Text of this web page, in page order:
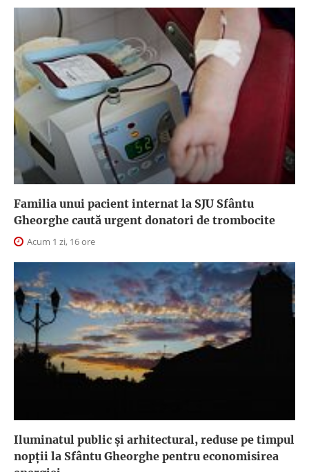
Familia unui pacient internat la SJU Sfântu
Gheorghe caută urgent donatori de trombocite
Acum 1 zi, 16 ore
Iluminatul public şi arhitectural, reduse pe timpul
nopţii la Sfântu Gheorghe pentru economisirea